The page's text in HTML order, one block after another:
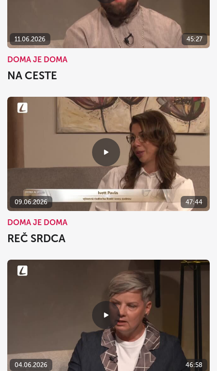
11.06.2026 45:27
DOMA JE DOMA
NA CESTE
09.06.2026 47:44
DOMA JE DOMA
REČ SRDCA
04.06.2026 46:58